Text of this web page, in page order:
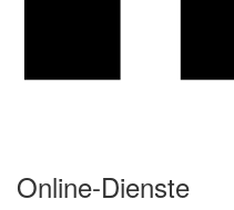
Online-Dienste